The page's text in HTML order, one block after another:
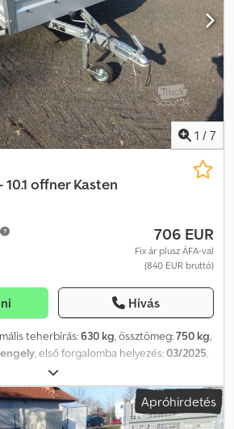
1 / 7
10.1 offner Kasten
706 EUR
Fix ár plusz ÁFA-val
(840 EUR bruttó)
Hívás
teherbírás:630 kg, össztömeg:750 kg,
, első forgalomba helyezés:03/2025,
, rakodótér szélesség:
, teljes szélesség:1 495 mm, teljes
GW26RGA30254, típus FT 7.5-20-10.1,
megengedett össztömeg 750 kg, 100
Apróhirdetés